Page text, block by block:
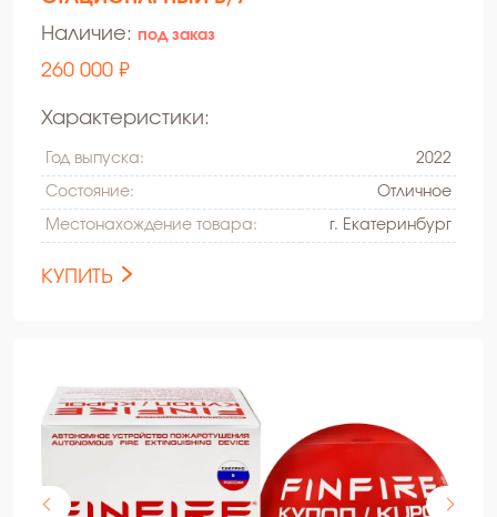
Наличие: под заказ
260 000 ₽
Характеристики:
Год выпуска: 2022
Состояние: Oтличное
Местонахождение товара: г. Екатеринбург
КУПИТЬ